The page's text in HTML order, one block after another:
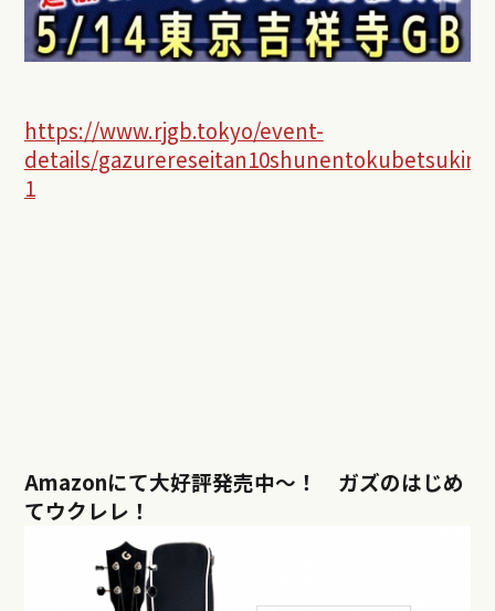
https://www.rjgb.tokyo/event-
details/
1
Amazonにて大好評発売中〜！ ガズのはじめ
てウクレレ！